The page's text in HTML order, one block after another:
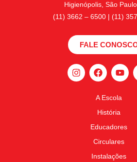
Higienópolis, São
(11) 3662 – 6500 | (11)
FALE
A Escola
História
Educadores
Circulares
Instalações